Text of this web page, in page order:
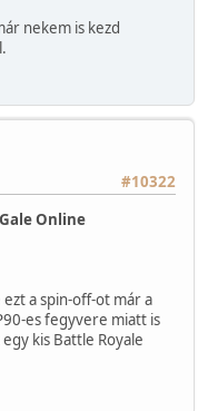
nekem is kezd
#10322
Online
a spin-off-ot már a
es fegyvere miatt is
kis Battle Royale